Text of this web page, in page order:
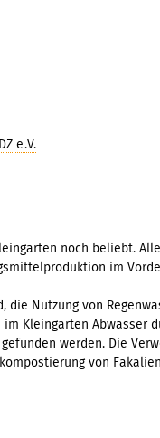
e.V.
noch beliebt.
im
Nutzung von
Kleingarten Abwässer
werden. Die
von